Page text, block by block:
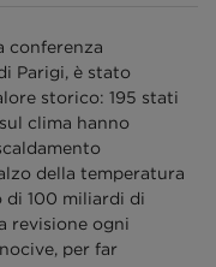
conferenza
Parigi, è stato
storico: 195 stati
clima hanno
della temperatura
di 100 miliardi di
revisione ogni
per far